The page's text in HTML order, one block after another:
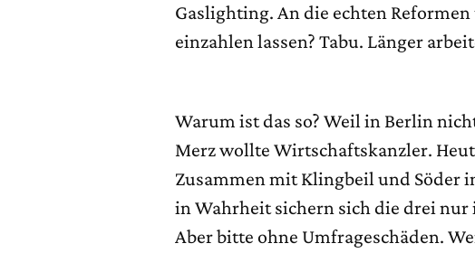
Gaslighting. An die echten
einzahlen lassen? Tabu. Länger
Warum ist das so? Weil in Berlin
Merz wollte Wirtschaftskanzler.
Zusammen mit Klingbeil und Söder
in Wahrheit sichern sich die drei nur
Aber bitte ohne Umfrageschäden.